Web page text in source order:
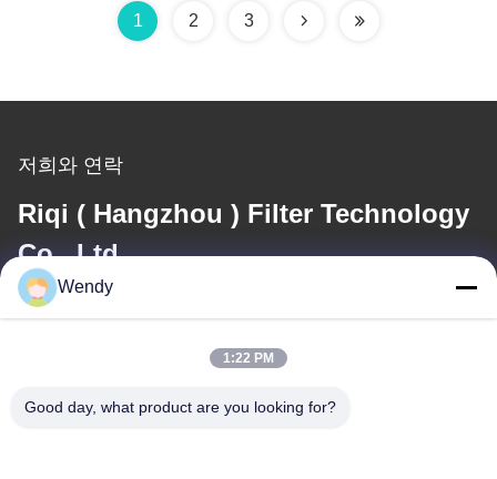
1 2 3
저희와 연락
Riqi ( Hangzhou ) Filter Technology
Co., Ltd.
이메일
wendy@hzriqi.com
Wendy
1:22 PM
Good day, what product are you looking for?